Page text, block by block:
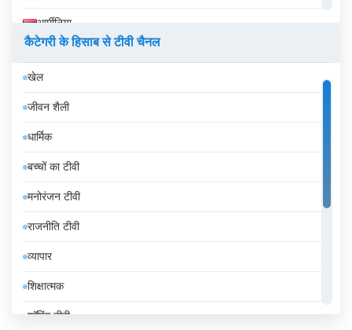
आर्मीनिया
इज़राइल
इटली
इंडोनेशिया
इथियोपिया
इराक
ईरान
उज़्बेकिस्तान
उरुग्वे
कैटेगरी के हिसाब से टीवी चैनल
खेल
जीवन शैली
धार्मिक
बच्चों का टीवी
मनोरंजन टीवी
राजनीति टीवी
व्यापार
शिक्षात्मक
शॉपिंग टीवी